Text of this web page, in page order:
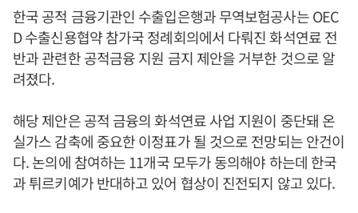
한국 공적 금융기관인 수출입은행과 무역보험공사는 OEC
D 수출신용협약 참가국 정례회의에서 다뤄진 화석연료 전
반과 관련한 공적금융 지원 금지 제안을 거부한 것으로 알
려졌다.
해당 제안은 공적 금융의 화석연료 사업 지원이 중단돼 온
실가스 감축에 중요한 이정표가 될 것으로 전망되는 안건이
다. 논의에 참여하는 11개국 모두가 동의해야 하는데 한국
과 튀르키예가 반대하고 있어 협상이 진전되지 않고 있다.